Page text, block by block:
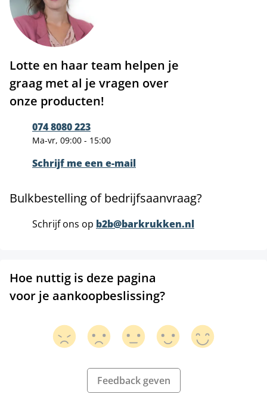
Lotte en haar team helpen je
graag met al je vragen over
onze producten!
074 8080 223
Ma-vr, 09:00 - 15:00
Schrijf me een e-mail
Bulkbestelling of bedrijfsaanvraag?
Schrijf ons op b2b@barkrukken.nl
Hoe nuttig is deze pagina
voor je aankoopbeslissing?
Feedback geven